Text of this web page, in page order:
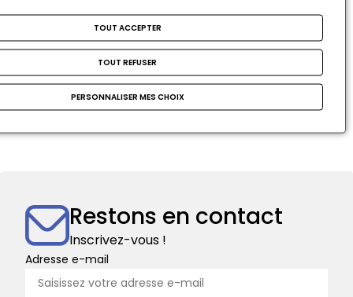
à
Grand
de
la
princesse
Mathilde,
rue
La Salle des Preuses au
château de Pierrefonds
PEINTURE
La
au
château
de
Pierrefonds
Restons en contact
Inscrivez-vous !
Adresse e-mail
TOUT ACCEPTER
TOUT REFUSER
PERSONNALISER MES CHOIX